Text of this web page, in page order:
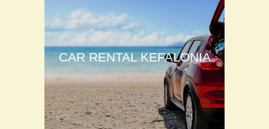
CAR RENTAL KEFALONIA